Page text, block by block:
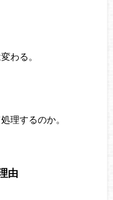
わる。
理するのか。
由